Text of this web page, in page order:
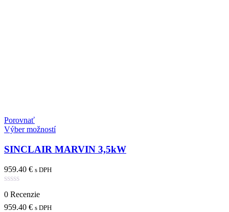
Porovnať
Výber možností
SINCLAIR MARVIN 3,5kW
959.40 € s DPH
Hodnotenie
0
z
0 Recenzie
959.40 € s DPH